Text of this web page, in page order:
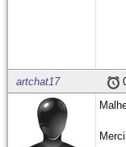
artchat17